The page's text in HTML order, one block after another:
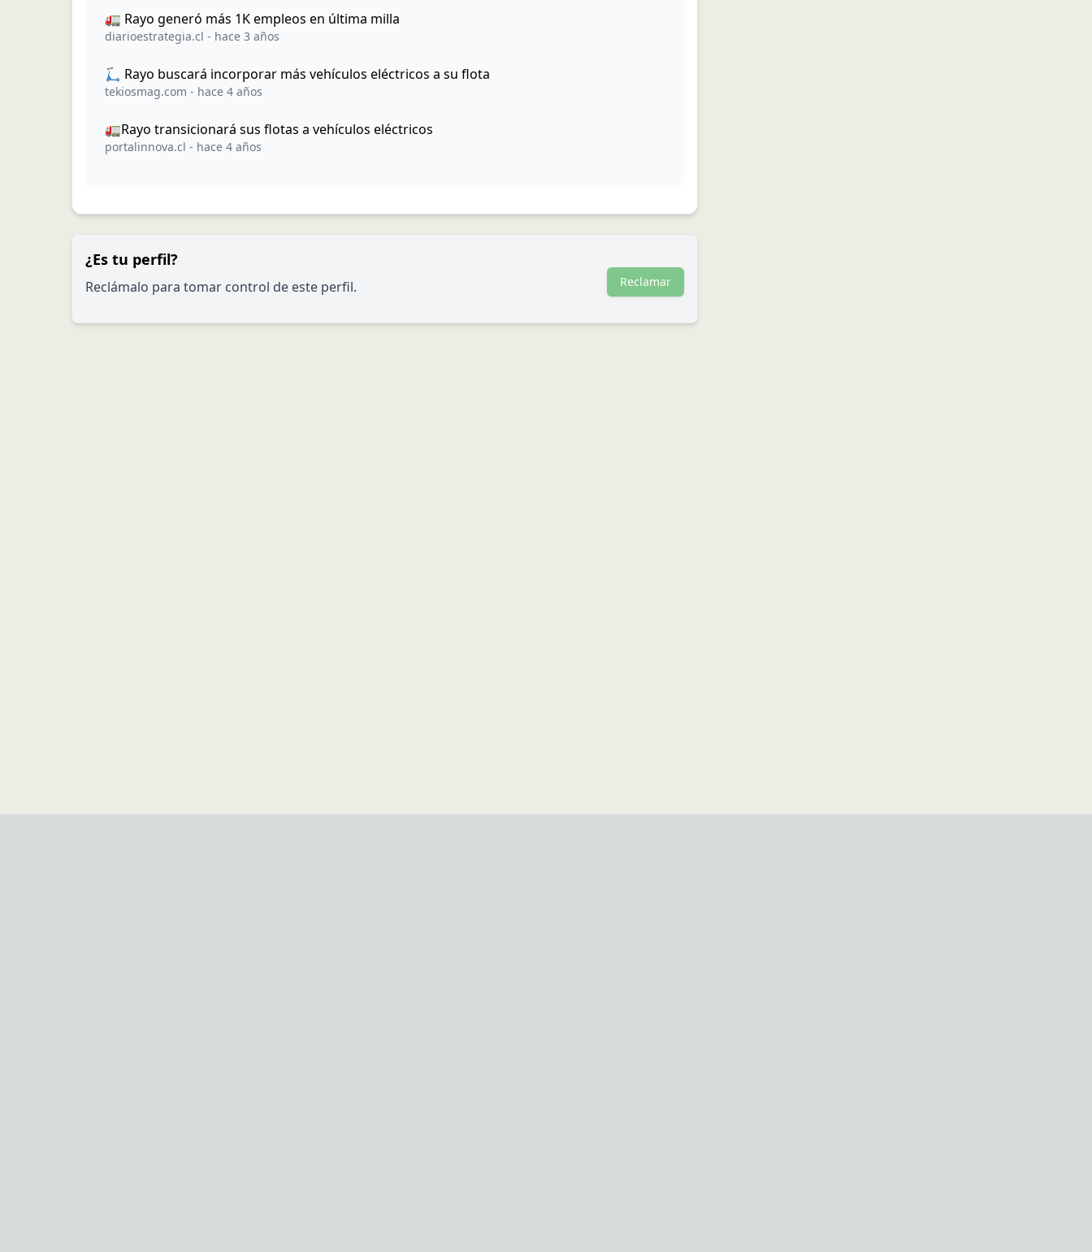
🚛 Rayo generó más 1K empleos en última milla
diarioestrategia.cl - hace 3 años
🛴 Rayo buscará incorporar más vehículos eléctricos a su flota
tekiosmag.com - hace 4 años
🚛Rayo transicionará sus flotas a vehículos eléctricos
portalinnova.cl - hace 4 años
¿Es tu perfil?
Reclámalo para tomar control de este perfil. Reclamar